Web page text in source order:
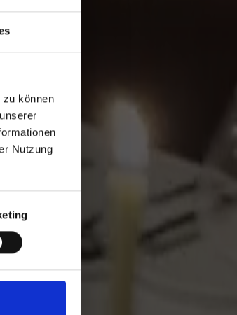
zu können
Nutzung